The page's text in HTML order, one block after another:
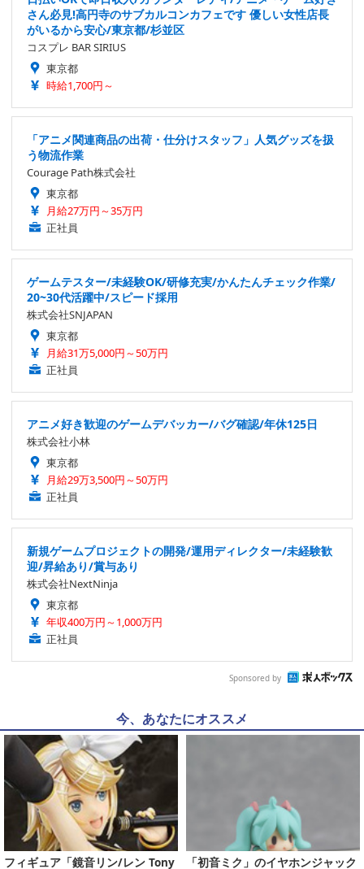
さん必見!高円寺のサブカルコンカフェです 優しい女性店長
がいるから安心/東京都/杉並区
コスプレ BAR SIRIUS
東京都
時給1,700円～
「アニメ関連商品の出荷・仕分けスタッフ」人気グッズを扱
う物流作業
Courage Path株式会社
東京都
月給27万円～35万円
正社員
ゲームテスター/未経験OK/研修充実/かんたんチェック作業/
20~30代活躍中/スピード採用
株式会社SNJAPAN
東京都
月給31万5,000円～50万円
正社員
アニメ好き歓迎のゲームデバッカー/バグ確認/年休125日
株式会社小林
東京都
月給29万3,500円～50万円
正社員
新規ゲームプロジェクトの開発/運用ディレクター/未経験歓
迎/昇給あり/賞与あり
株式会社NextNinja
東京都
年収400万円～1,000万円
正社員
Sponsored by
今、あなたにオススメ
フィギュア「鏡音リン/レン Tony 「初音ミク」のイヤホンジャック